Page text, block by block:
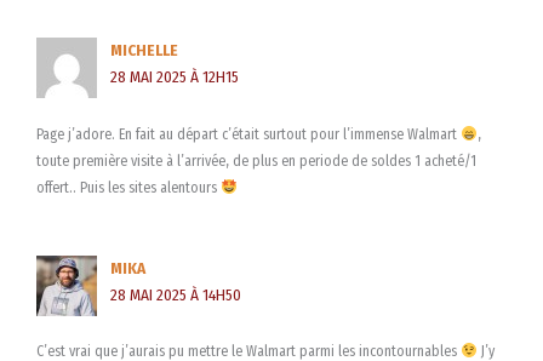
MICHELLE
28 MAI 2025 À 12H15
Page j’adore. En fait au départ c’était surtout pour l’immense Walmart
,
toute première visite à l’arrivée, de plus en periode de soldes 1 acheté/1
offert.. Puis les sites alentours
MIKA
28 MAI 2025 À 14H50
C’est vrai que j’aurais pu mettre le Walmart parmi les incontournables
J’y